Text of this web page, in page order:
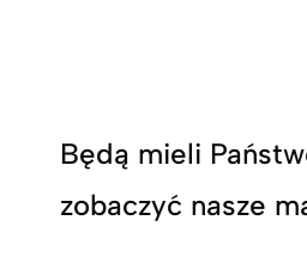
Będą mieli
zobaczyć nasze